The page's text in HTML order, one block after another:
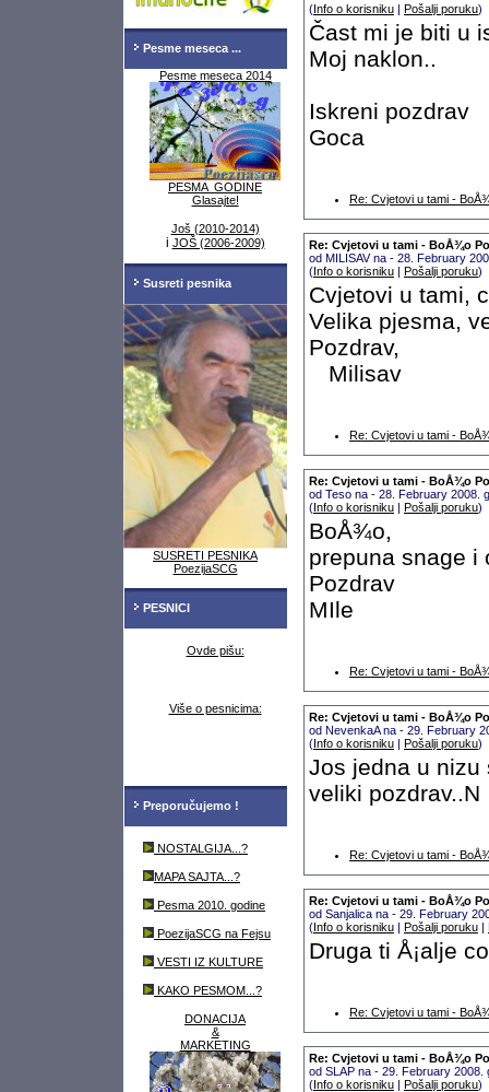
Pesme meseca ...
Pesme meseca 2014
PESMA GODINE
Glasajte!
Još (2010-2014)
i JOŠ (2006-2009)
Susreti pesnika
SUSRETI PESNIKA
PoezijaSCG
PESNICI
Ovde pišu:
Više o pesnicima:
Preporučujemo !
NOSTALGIJA...?
MAPA SAJTA...?
Pesma 2010. godine
PoezijaSCG na Fejsu
VESTI IZ KULTURE
KAKO PESMOM...?
DONACIJA
&
MARKETING
(Info o korisniku | Pošalji poruku)
Čast mi je biti u
Moj naklon..
Iskreni pozdrav
Goca
Re: Cvjetovi u tami -
Re: Cvjetovi u tami - BoÅ¾o
od MILISAV na - 28. February
(Info o korisniku | Pošalji poruku)
Cvjetovi u tami,
Velika pjesma,
Pozdrav,
Milisav
Re: Cvjetovi u tami -
Re: Cvjetovi u tami - BoÅ¾o
od Teso na - 28. February 2008.
(Info o korisniku | Pošalji poruku)
BoÅ¾o,
prepuna snage i
Pozdrav
MIle
Re: Cvjetovi u tami -
Re: Cvjetovi u tami - BoÅ¾o
od NevenkaA na - 29. February
(Info o korisniku | Pošalji poruku)
Jos jedna u nizu
veliki pozdrav..N
Re: Cvjetovi u tami -
Re: Cvjetovi u tami - BoÅ¾o
od Sanjalica na - 29. February
(Info o korisniku | Pošalji poruku |
Druga ti Å¡alje
Re: Cvjetovi u tami -
Re: Cvjetovi u tami - BoÅ¾o
od SLAP na - 29. February 2008.
(Info o korisniku | Pošalji poruku)